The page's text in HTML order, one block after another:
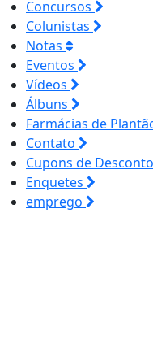
Concursos
Colunistas
Notas
Eventos
Vídeos
Álbuns
Farmácias de
Contato
Cupons de Desconto
Enquetes
emprego